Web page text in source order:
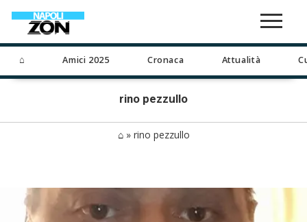
⌂ Amici 2025 Cronaca Attualità
rino pezzullo
⌂» rino pezzullo